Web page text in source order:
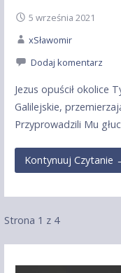
5 września 2021
xSławomir
Dodaj komentarz
Jezus opuścił okolice
Galilejskie,
Przyprowadzili Mu
Kontynuuj Czytanie
Wpis
nawigacja
Strona 1 z 4